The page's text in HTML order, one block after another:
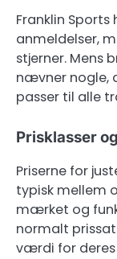
Franklin
anmeldelser,
stjerner. Mens
nævner nogle,
passer til alle
Prisklasser
Priserne for
typisk mellem
mærket og
normalt
værdi for